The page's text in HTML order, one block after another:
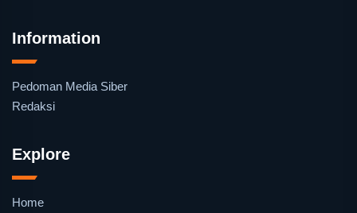
Information
Pedoman Media Siber
Redaksi
Explore
Home